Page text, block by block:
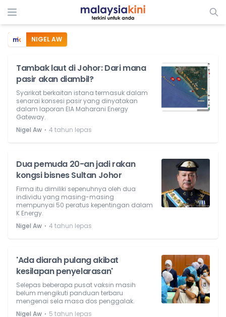
NIGEL AW
Tambak laut di Johor: Dari mana
pasir akan diambil?
Syarikat berkaitan istana termasuk dalam
senarai konsesi pasir yang dinyatakan
dalam laporan EIA Maharani Energy
Gateway.
Nigel Aw ⋅ 4 tahun lepas
Dua pemuda 20-an jadi rakan
kongsi bisnes Sultan Johor
Firma itu dimiliki sepenuhnya oleh dua
individu yang masing-masing
mempunyai 50 peratus kepentingan dalam
K Energy.
Nigel Aw ⋅ 4 tahun lepas
'Ada diarah pulang akibat
kesilapan penyelarasan'
Selepas beberapa pusat vaksin masih
belum mengikuti panduan terbaru
mengenai sela masa dos penggalak.
Nigel Aw ⋅ 5 tahun lepas